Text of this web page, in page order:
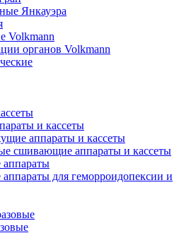
Янкауэра
Volkmann
органов Volkmann
и кассеты
аппараты и кассеты
сшивающие аппараты и кассеты
для геморроидопексии и